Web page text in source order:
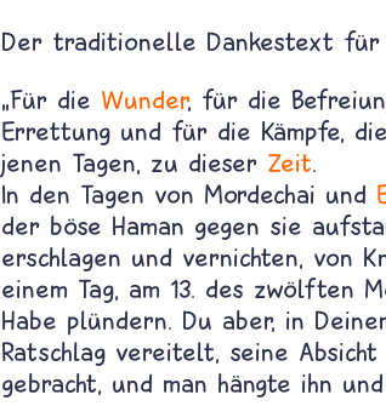
Der traditionelle Dankestext für
„Für die Wunder, für die
Errettung und für die Kämpfe,
jenen Tagen, zu dieser Zeit.
In den Tagen von Mordechai und
der böse Haman gegen sie
erschlagen und vernichten, von
einem Tag, am 13. des zwölften
Habe plündern. Du aber, in
Ratschlag vereitelt, seine
gebracht, und man hängte ihn